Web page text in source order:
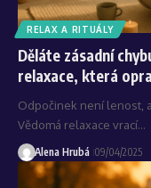
RELAX A RITUÁLY
Děláte zásadní
relaxace, která
Odpočinek není lenost,
Vědomá relaxace vrací…
Alena Hrubá 09/04/2025